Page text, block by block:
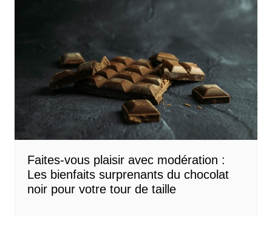
Faites-vous plaisir avec modération :
Les bienfaits surprenants du chocolat
noir pour votre tour de taille